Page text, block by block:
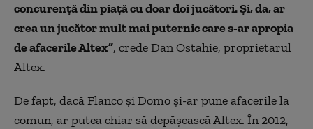
concurență din piață cu doar doi jucători. Și, da, ar
crea un jucător mult mai puternic care s-ar apropia
de afacerile Altex”, crede Dan Ostahie, proprietarul
Altex.
De fapt, dacă Flanco și Domo și-ar pune afacerile la
comun, ar putea chiar să depășească Altex. În 2012,